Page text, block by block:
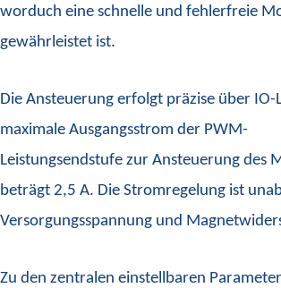
worduch eine schnelle und fehlerfreie
gewährleistet ist.
Die Ansteuerung erfolgt präzise über IO-
maximale Ausgangsstrom der PWM-
Leistungsendstufe zur Ansteuerung des
beträgt 2,5 A. Die Stromregelung ist
Versorgungsspannung und
Zu den zentralen einstellbaren